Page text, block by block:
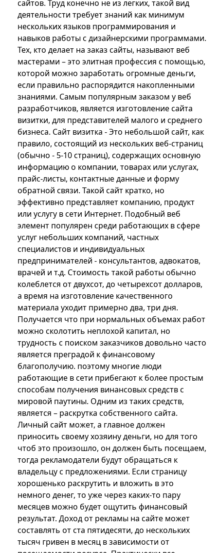
сайтов. Труд конечно не из легких, такой вид
деятельности требует знаний как минимум
нескольких языков программирования и
навыков работы с дизайнерскими программами.
Тех, кто делает на заказ сайты, называют веб
мастерами – это элитная профессия с помощью,
которой можно заработать огромные деньги,
если правильно распорядится накопленными
знаниями. Самым популярным заказом у веб
разработчиков, является изготовление сайта
визитки, для представителей малого и среднего
бизнеса. Сайт визитка - Это небольшой сайт, как
правило, состоящий из нескольких веб-страниц
(обычно - 5-10 страниц), содержащих основную
информацию о компании, товарах или услугах,
прайс-листы, контактные данные и форму
обратной связи. Такой сайт кратко, но
эффективно представляет компанию, продукт
или услугу в сети Интернет. Подобный веб
элемент популярен среди работающих в сфере
услуг небольших компаний, частных
специалистов и индивидуальных
предпринимателей - консультантов, адвокатов,
врачей и т.д. Стоимость такой работы обычно
колеблется от двухсот, до четырехсот долларов,
а время на изготовление качественного
материала уходит примерно два, три дня.
Получается что при нормальных объемах работ
можно сколотить неплохой капитал, но
трудность с поиском заказчиков довольно часто
является преградой к финансовому
благополучию. поэтому многие люди
работающие в сети прибегают к более простым
способам получения винансовых средств с
мировой паутины. Одним из таких средств,
является – раскрутка собственного сайта.
Личный сайт может, а главное должен
приносить своему хозяину деньги, но для того
чтоб это произошло, он должен быть посещаем,
тогда рекламодатели будут обращаться к
владельцу с предложениями. Если страницу
хорошенько раскрутить и вложить в это
немного денег, то уже через каких-то пару
месяцев можно будет ощутить финансовый
результат. Доход от рекламы на сайте может
составлять от ста пятидесяти, до нескольких
тысяч гривен в месяц в зависимости от